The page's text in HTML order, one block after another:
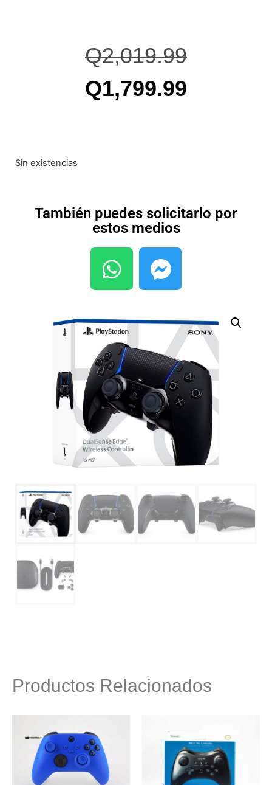
Q2,019.99
Q1,799.99
Sin existencias
También puedes solicitarlo por
estos medios
Productos Relacionados